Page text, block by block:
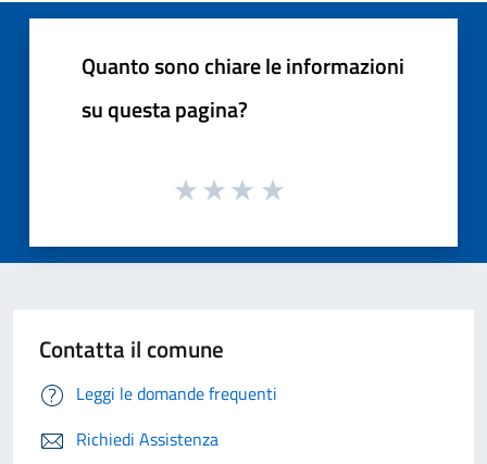
Quanto sono chiare le informazioni
su questa pagina?
Contatta il comune
Leggi le domande frequenti
Richiedi Assistenza